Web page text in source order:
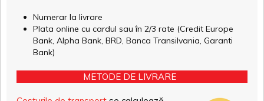
Numerar la livrare
Plata online cu cardul sau în 2/3 rate (Credit Europe
Bank, Alpha Bank, BRD, Banca Transilvania, Garanti
Bank)
METODE DE LIVRARE